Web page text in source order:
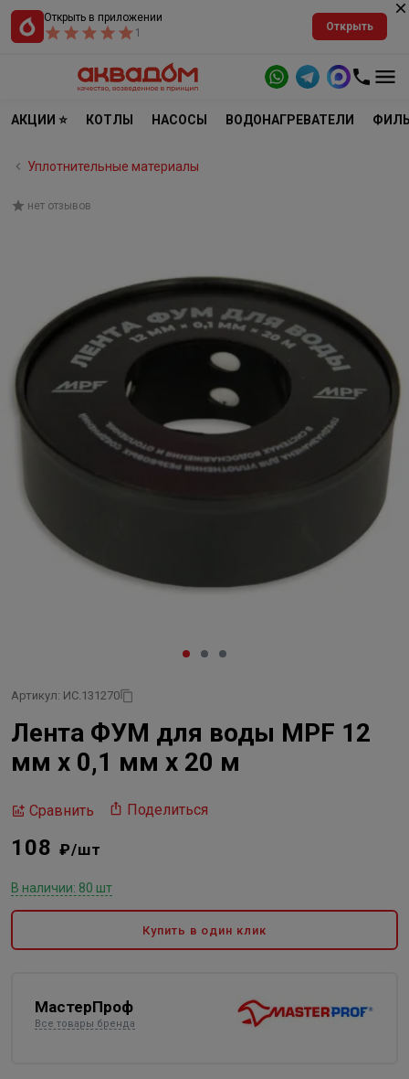
Открыть в приложении
1
Открыть
АКЦИИ ⭐ КОТЛЫ НАСОСЫ ВОДОНАГРЕВАТЕЛИ
Уплотнительные материалы
нет отзывов
Артикул: ИС.131270
Лента ФУМ для воды MPF 12
мм х 0,1 мм х 20 м
Сравнить Поделиться
108 ₽/шт
В наличии: 80 шт
Купить в один клик
МастерПроф
Все товары бренда